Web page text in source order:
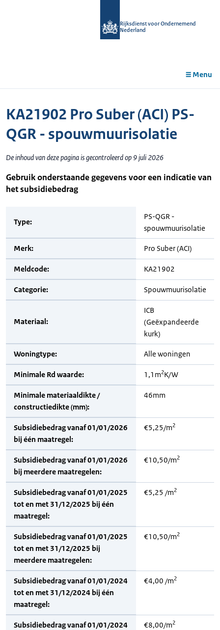
Rijksdienst voor Ondernemend
Nederland
Menu
KA21902 Pro Suber (ACI) PS-
QGR - spouwmuurisolatie
De inhoud van deze pagina is gecontroleerd op 9 juli 2026
Gebruik onderstaande gegevens voor een indicatie van
het subsidiebedrag
Type:
PS-QGR -
spouwmuurisolatie
Merk: Pro Suber (ACI)
Meldcode: KA21902
Categorie: Spouwmuurisolatie
Materiaal:
ICB
(Geëxpandeerde
kurk)
Woningtype: Alle woningen
Minimale Rd waarde: 1,1m2K/W
Minimale materiaaldikte /
constructiedikte (mm):
46mm
Subsidiebedrag vanaf 01/01/2026
bij één maatregel:
€5,25/m2
Subsidiebedrag vanaf 01/01/2026
bij meerdere maatregelen:
€10,50/m2
Subsidiebedrag vanaf 01/01/2025
tot en met 31/12/2025 bij één
maatregel:
€5,25 /m2
Subsidiebedrag vanaf 01/01/2025
tot en met 31/12/2025 bij
meerdere maatregelen:
€10,50/m2
Subsidiebedrag vanaf 01/01/2024
tot en met 31/12/2024 bij één
maatregel:
€4,00 /m2
Subsidiebedrag vanaf 01/01/2024
€8,00/m2